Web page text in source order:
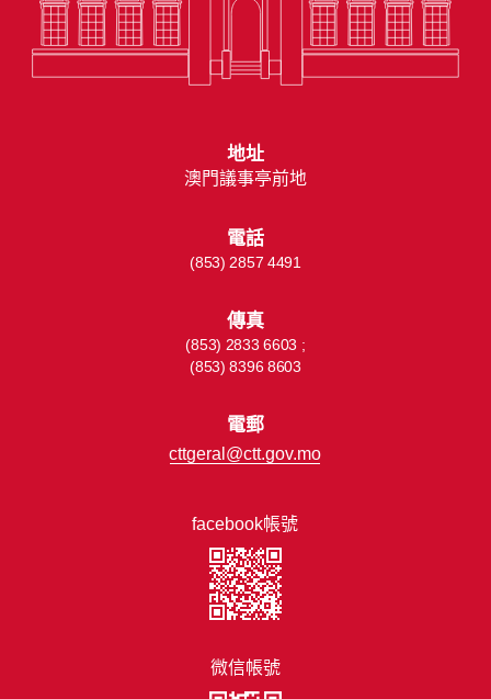
facebook帳號
微信帳號
地址
澳門議事亭前地
電話
(853) 2857 4491
傳真
(853) 2833 6603 ;
(853) 8396 8603
電郵
cttgeral@ctt.gov.mo